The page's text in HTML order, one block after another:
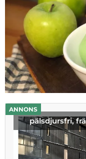
ANNONS
pälsdjursfri,